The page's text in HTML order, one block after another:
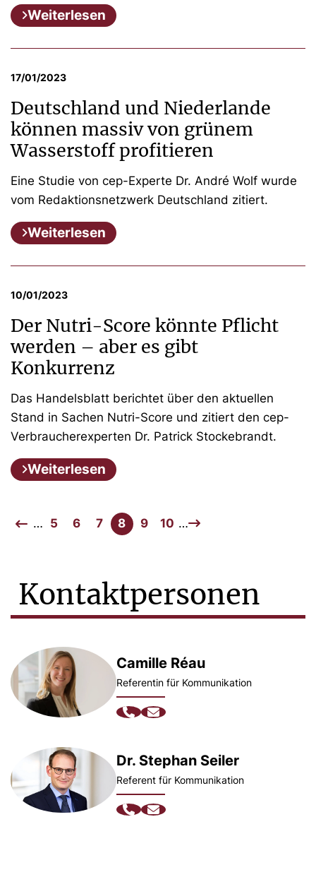
Weiterlesen
17/01/2023
Deutschland und Niederlande
können massiv von grünem
Wasserstoff profitieren
Eine Studie von cep-Experte Dr. André Wolf wurde
vom Redaktionsnetzwerk Deutschland zitiert.
Weiterlesen
10/01/2023
Der Nutri-Score könnte Pflicht
werden – aber es gibt
Konkurrenz
Das Handelsblatt berichtet über den aktuellen
Stand in Sachen Nutri-Score und zitiert den cep-
Verbraucherexperten Dr. Patrick Stockebrandt.
Weiterlesen
… 5 6 7 8 9 10 …
Kontaktpersonen
Camille Réau
Referentin für Kommunikation
Dr. Stephan Seiler
Referent für Kommunikation